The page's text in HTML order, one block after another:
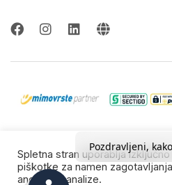
Blagovne znamke so last njihovih
Spletna stran uporablja
piškotke za namen
anonimne analize.
Pozdravljeni,